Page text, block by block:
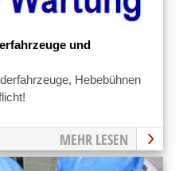
und
Hebebühnen
MEHR LESEN